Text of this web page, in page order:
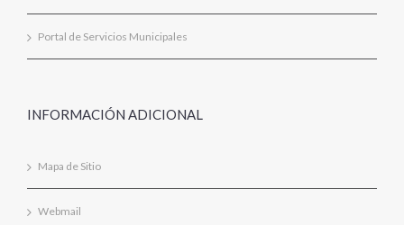
Portal de Servicios Municipales
INFORMACIÓN ADICIONAL
Mapa de Sitio
Webmail